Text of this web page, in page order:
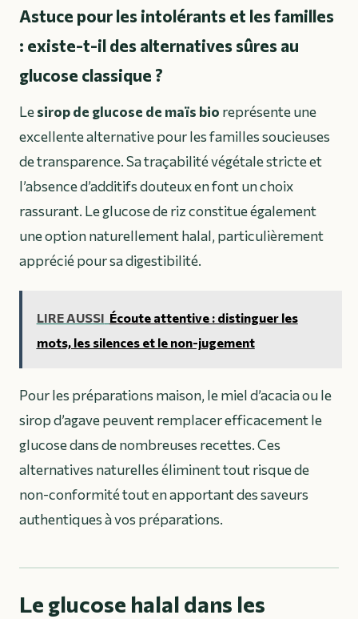
Astuce pour les intolérants et les familles
: existe-t-il des alternatives sûres au
glucose classique ?
Lesirop de glucose de maïs bio représente une
excellente alternative pour les familles soucieuses
de transparence. Sa traçabilité végétale stricte et
l’absence d’additifs douteux en font un choix
rassurant. Le glucose de riz constitue également
une option naturellement halal, particulièrement
apprécié pour sa digestibilité.
LIRE AUSSI Écoute attentive : distinguer les
mots, les silences et le non-jugement
Pour les préparations maison, le miel d’acacia ou le
sirop d’agave peuvent remplacer efficacement le
glucose dans de nombreuses recettes. Ces
alternatives naturelles éliminent tout risque de
non-conformité tout en apportant des saveurs
authentiques à vos préparations.
Le glucose halal dans les